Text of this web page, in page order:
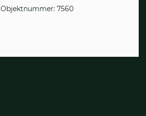
Objektnummer: 7560